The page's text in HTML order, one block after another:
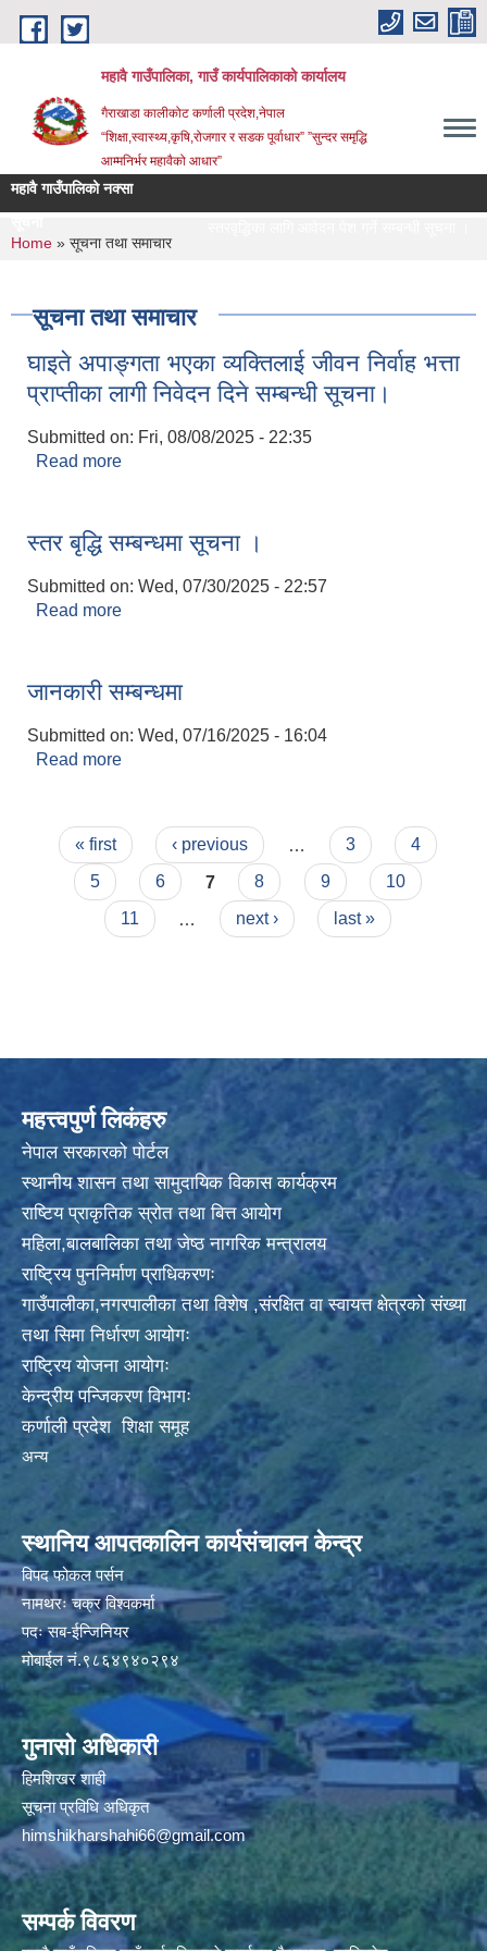
Skip to main content
महावै गाउँपालिका, गाउँ कार्यपालिकाको कार्यालय
गैराखाडा कालीकोट कर्णाली प्रदेश,नेपाल
“शिक्षा,स्वास्थ्य,कृषि,रोजगार र सडक पूर्वाधार” ”सुन्दर समृद्धि
आम्मनिर्भर महावैको आधार”
महावै गाउँपालिको नक्सा
You are here
Home » सूचना तथा समाचार
सूचना तथा समाचार
घाइते अपाङ्गता भएका व्यक्तिलाई जीवन निर्वाह भत्ता
प्राप्तीका लागी निवेदन दिने सम्बन्धी सूचना।
Submitted on: Fri, 08/08/2025 - 22:35
Read more
स्तर बृद्धि सम्बन्धमा सूचना ।
Submitted on: Wed, 07/30/2025 - 22:57
Read more
जानकारी सम्बन्धमा
Submitted on: Wed, 07/16/2025 - 16:04
Read more
Pages
« first ‹ previous 3
4
5
6 7 8 9
10
11
next › last »
महत्त्वपुर्ण लिकंहरु
नेपाल सरकारको पोर्टल
स्थानीय शासन तथा सामुदायिक विकास कार्यक्रम
राष्टिय प्राकृतिक स्रोत तथा बित्त आयोग
महिला,बालबालिका तथा जेष्ठ नागरिक मन्त्रालय
राष्ट्रिय पुननिर्माण प्राधिकरणः
गाउँपालीका,नगरपालीका तथा विशेष ,संरक्षित वा स्वायत्त क्षेत्रको संख्या
तथा सिमा निर्धारण आयोगः
राष्ट्रिय योजना आयोगः
केन्द्रीय पन्जिकरण विभागः
कर्णाली प्रदेश शिक्षा समूह
अन्य
स्थानिय आपतकालिन कार्यसंचालन केन्द्र
विपद फोकल पर्सन
नामथरः चक्र विश्वकर्मा
पदः सब-ईन्जिनियर
मोबाईल नं.९८६४९४०२९४
गुनासो अधिकारी
हिमशिखर शाही
सूचना प्रविधि अधिकृत
himshikharshahi66@gmail.com
सम्पर्क विवरण